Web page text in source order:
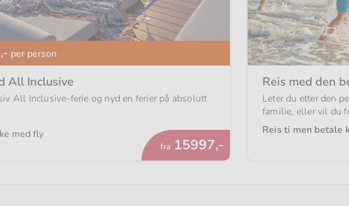
per person
All Inclusive
All Inclusive-ferie og nyd en ferier på absolutt
med fly
fra Fra
15997,-
Reis med den
Leter du etter den
familie, eller vil du
Reis ti men betale